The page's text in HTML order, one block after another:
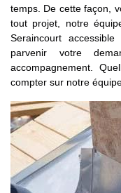
temps. De cette façon,
tout projet, notre
Seraincourt
parvenir votre
accompagnement.
compter sur notre